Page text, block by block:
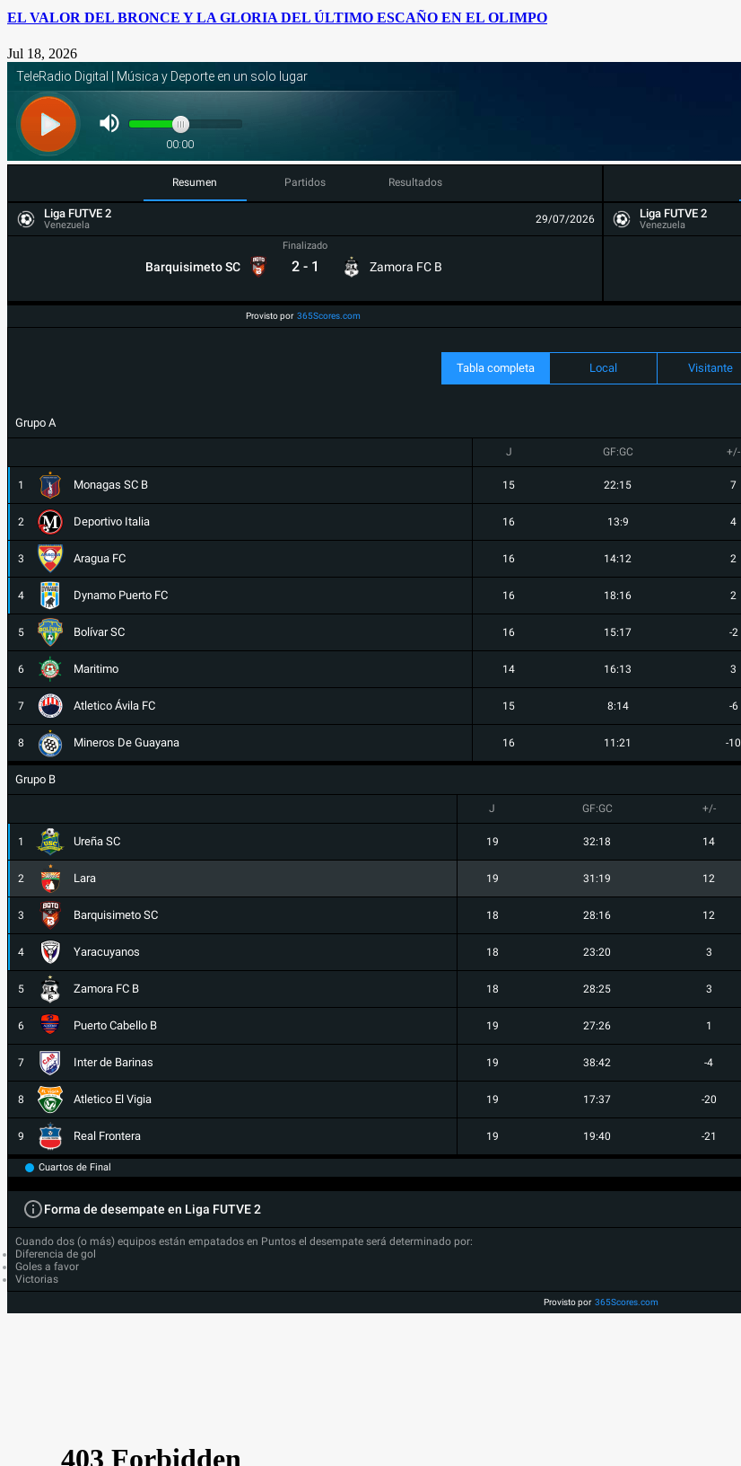
EL VALOR DEL BRONCE Y LA GLORIA DEL ÚLTIMO ESCAÑO EN EL OLIMPO
Jul 18, 2026
Resumen Partidos Resultados
Liga FUTVE 2
Venezuela 29/07/2026
Barquisimeto SC
Finalizado
2 - 1 Zamora FC B
Provisto por 365Scores.com
Liga FUTVE 2
Venezuela
Tabla completa Local Visitante
Grupo A
J GF:GC +/-
1 Monagas SC B 15 22:15 7
2 Deportivo Italia 16 13:9 4
3 Aragua FC 16 14:12 2
4 Dynamo Puerto FC 16 18:16 2
5 Bolívar SC 16 15:17 -2
6 Maritimo 14 16:13 3
7 Atletico Ávila FC 15 8:14 -6
8 Mineros De Guayana 16 11:21 -10
Grupo B
J GF:GC +/-
1 Ureña SC 19 32:18 14
2 Lara 19 31:19 12
3 Barquisimeto SC 18 28:16 12
4 Yaracuyanos 18 23:20 3
5 Zamora FC B 18 28:25 3
6 Puerto Cabello B 19 27:26 1
7 Inter de Barinas 19 38:42 -4
8 Atletico El Vigia 19 17:37 -20
9 Real Frontera 19 19:40 -21
Cuartos de Final
Forma de desempate en Liga FUTVE 2
Cuando dos (o más) equipos están empatados en Puntos el desempate será determinado por:
Diferencia de gol
Goles a favor
Victorias
Provisto por 365Scores.com